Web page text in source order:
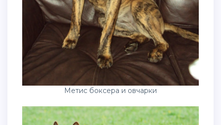
Метис боксера и овчарки